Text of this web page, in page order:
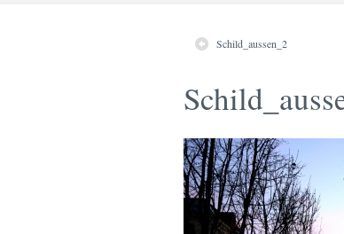
Schild_aussen_2